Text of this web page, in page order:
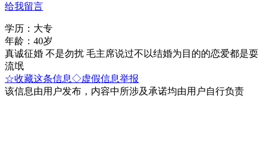
给我留言
学历：大专
年龄：40岁
真诚征婚 不是勿扰 毛主席说过不以结婚为目的的恋爱都是耍
流氓
☆收藏这条信息◇虚假信息举报
该信息由用户发布，内容中所涉及承诺均由用户自行负责